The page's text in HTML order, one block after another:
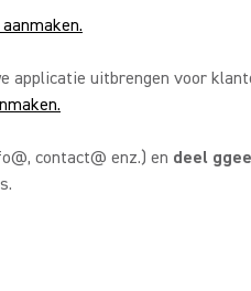
uitbrengen voor
contact@ enz.) en deel